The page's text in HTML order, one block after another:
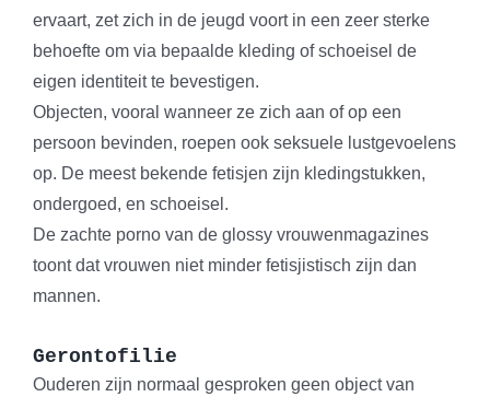
ervaart, zet zich in de jeugd voort in een zeer sterke
behoefte om via bepaalde kleding of schoeisel de
eigen identiteit te bevestigen.
Objecten, vooral wanneer ze zich aan of op een
persoon bevinden, roepen ook seksuele lustgevoelens
op. De meest bekende fetisjen zijn kledingstukken,
ondergoed, en schoeisel.
De zachte porno van de glossy vrouwenmagazines
toont dat vrouwen niet minder fetisjistisch zijn dan
mannen.
Gerontofilie
Ouderen zijn normaal gesproken geen object van